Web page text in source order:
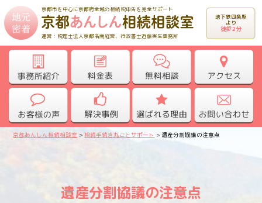
京都市を中心に京都府全域の相続税申告を完全サポート
運営：税理士法人京都名南経営、行政書士近藤実生事務所
地下鉄四条駅
より
徒歩2分
京都あんしん相続相談室 >相続手続き丸ごとサポート > 遺産分割協議の注意点
遺産分割協議の注意点